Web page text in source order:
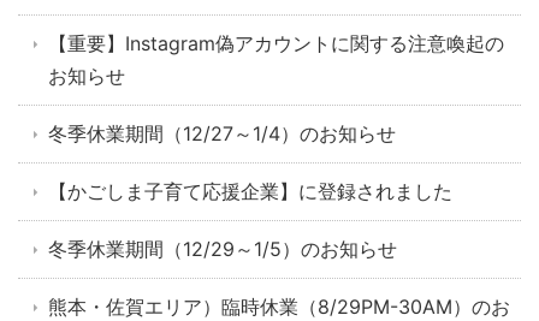
【重要】Instagram偽アカウントに関する注意喚起の
お知らせ
冬季休業期間（12/27～1/4）のお知らせ
【かごしま子育て応援企業】に登録されました
冬季休業期間（12/29～1/5）のお知らせ
熊本・佐賀エリア）臨時休業（8/29PM-30AM）のお